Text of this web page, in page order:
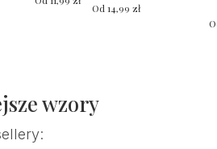
Od 14,99 zł
wzory